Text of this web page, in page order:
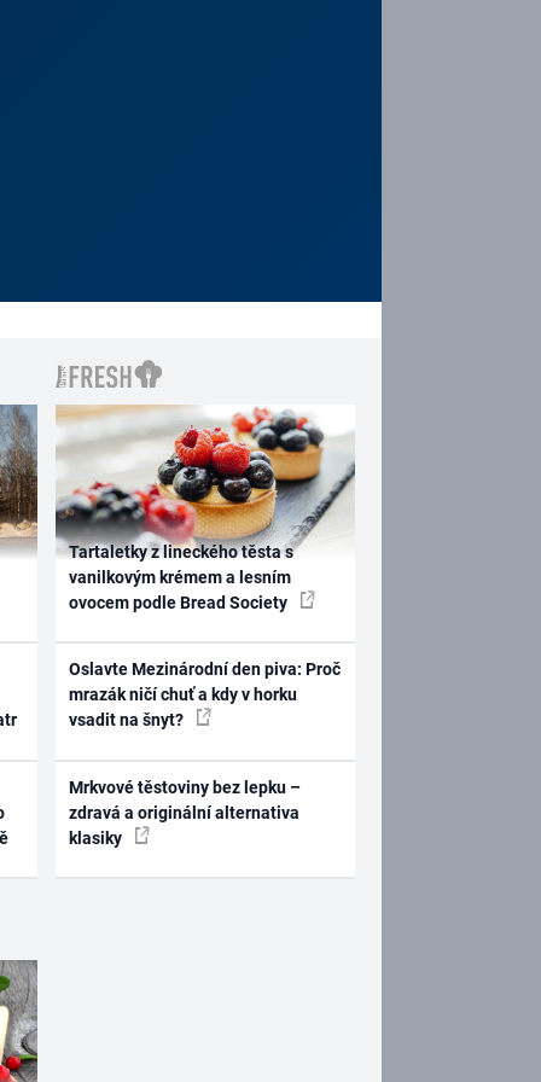
Tartaletky z lineckého těsta s
vanilkovým krémem a lesním
ovocem podle Bread Society
Oslavte Mezinárodní den piva: Proč
mrazák ničí chuť a kdy v horku
vsadit na šnyt?
Mrkvové těstoviny bez lepku –
zdravá a originální alternativa
klasiky